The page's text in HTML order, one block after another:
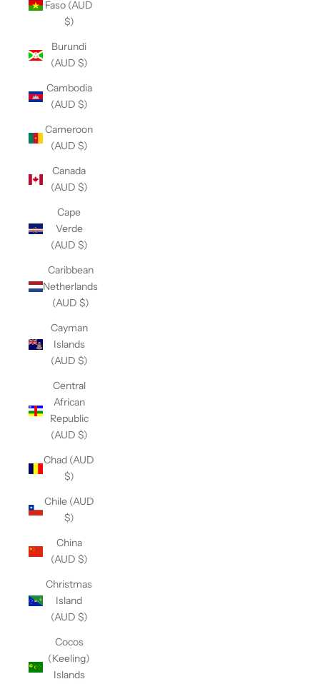
Faso (AUD
$)
Burundi
(AUD $)
Cambodia
(AUD $)
Cameroon
(AUD $)
Canada
(AUD $)
Cape
Verde
(AUD $)
Caribbean
Netherlands
(AUD $)
Cayman
Islands
(AUD $)
Central
African
Republic
(AUD $)
Chad (AUD
$)
Chile (AUD
$)
China
(AUD $)
Christmas
Island
(AUD $)
Cocos
(Keeling)
Islands